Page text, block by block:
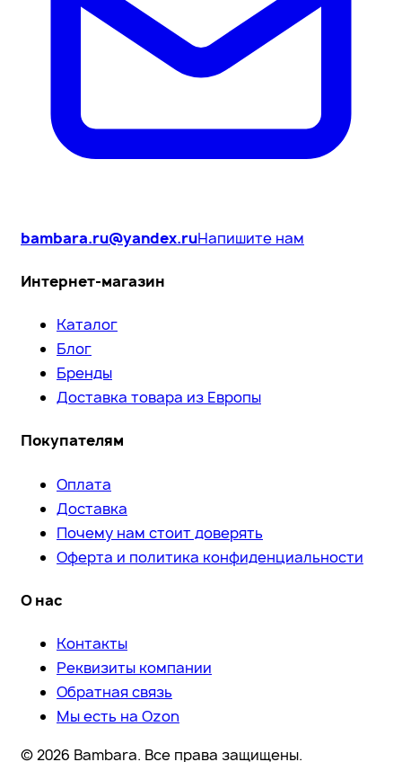
bambara.ru@yandex.ruНапишите нам
Интернет-магазин
Каталог
Блог
Бренды
Доставка товара из Европы
Покупателям
Оплата
Доставка
Почему нам стоит доверять
Оферта и политика конфиденциальности
О нас
Контакты
Реквизиты компании
Обратная связь
Мы есть на Ozon
© 2026 Bambara. Все права защищены.